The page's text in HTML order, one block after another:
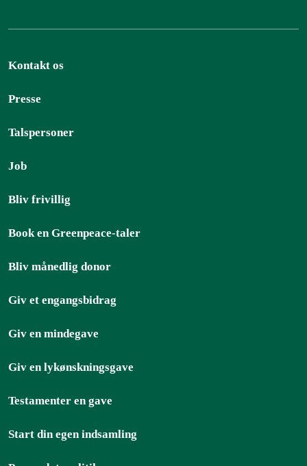
Kontakt os
Presse
Talspersoner
Job
Bliv frivillig
Book en Greenpeace-taler
Bliv månedlig donor
Giv et engangsbidrag
Giv en mindegave
Giv en lykønskningsgave
Testamenter en gave
Start din egen indsamling